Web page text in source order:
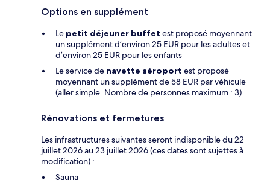
Options en supplément
Le petit déjeuner buffet est proposé moyennant
un supplément d’environ 25 EUR pour les adultes et
d’environ 25 EUR pour les enfants
Le service de navette aéroport est proposé
moyennant un supplément de 58 EUR par véhicule
(aller simple. Nombre de personnes maximum : 3)
Rénovations et fermetures
Les infrastructures suivantes seront indisponible du 22
juillet 2026 au 23 juillet 2026 (ces dates sont sujettes à
modification) :
Sauna